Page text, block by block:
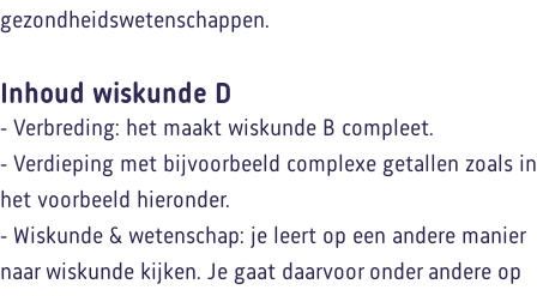
gezondheidswetenschappen.
Inhoud wiskunde D
- Verbreding: het maakt wiskunde B compleet.
- Verdieping met bijvoorbeeld complexe getallen zoals in
het voorbeeld hieronder.
- Wiskunde & wetenschap: je leert op een andere manier
naar wiskunde kijken. Je gaat daarvoor onder andere op